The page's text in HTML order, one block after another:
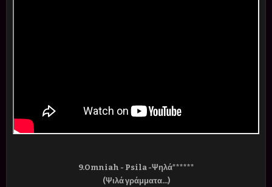
9.Omniah - Psila -Ψηλά******
(Ψιλά γράμματα...)